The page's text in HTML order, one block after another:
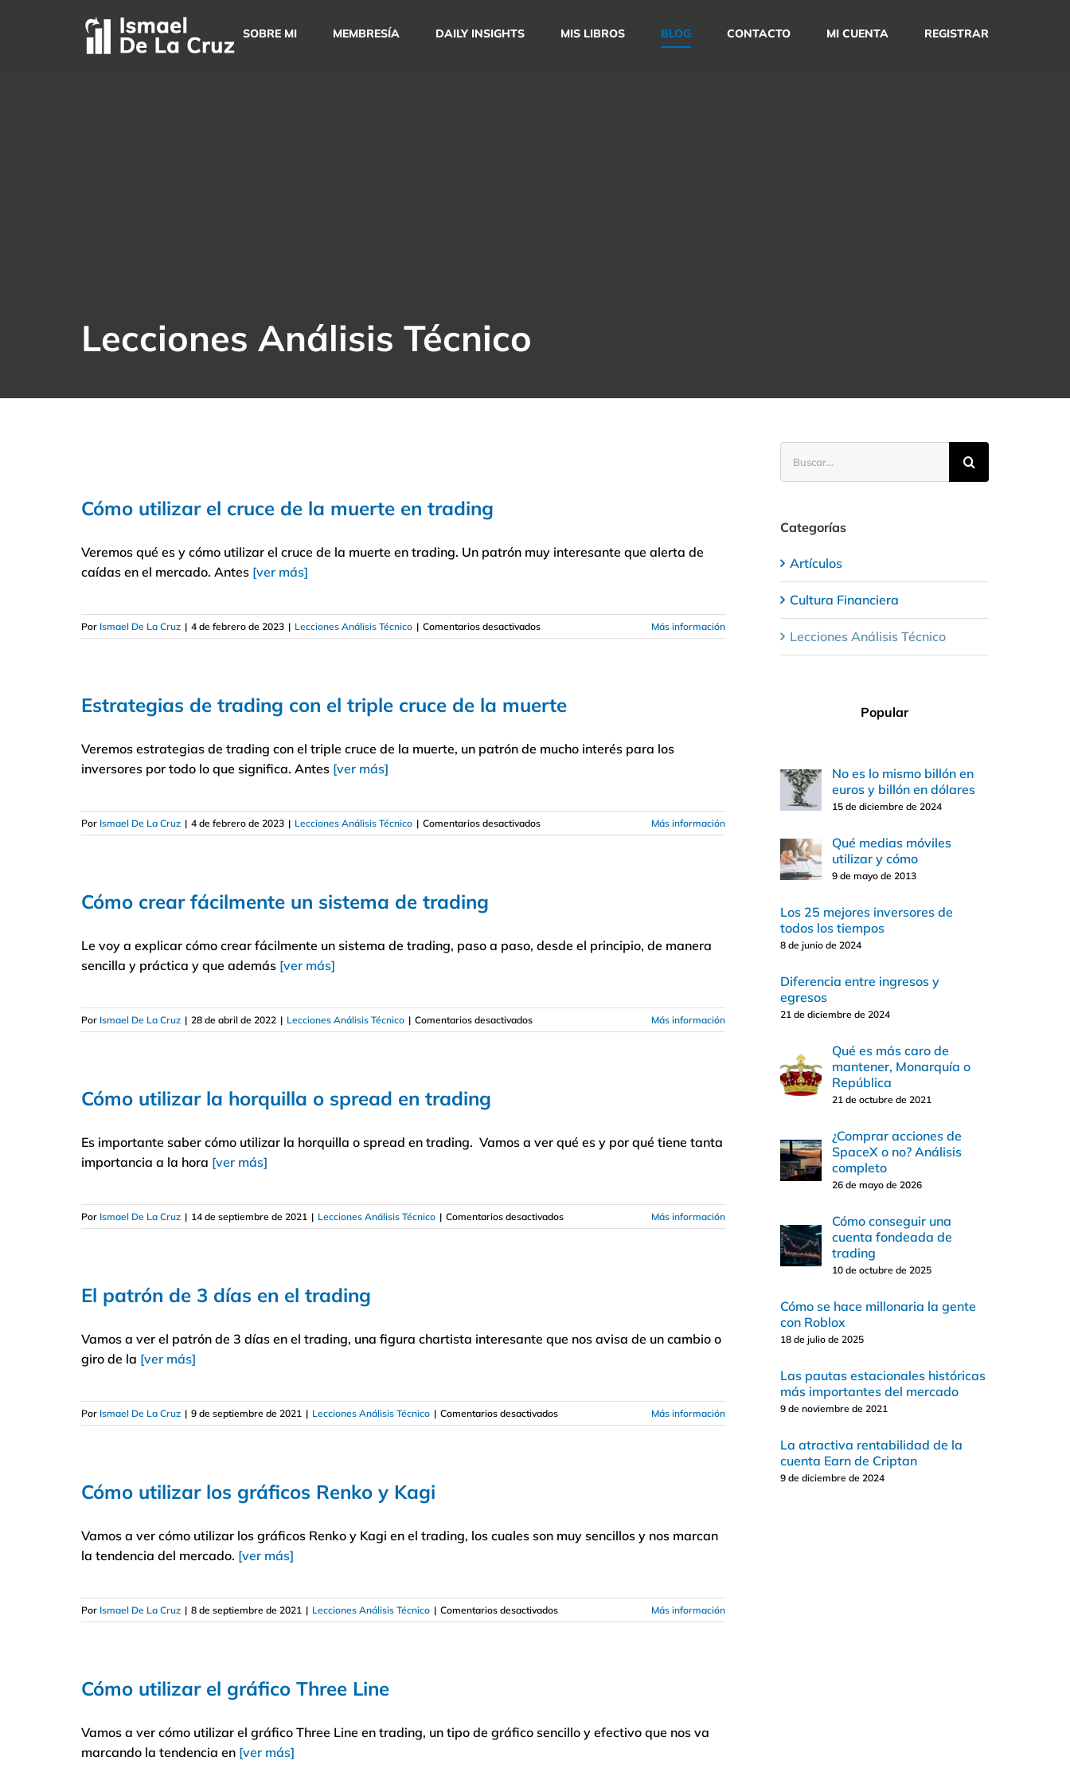
SOBRE MI MEMBRESÍA DAILY INSIGHTS MIS LIBROS BLOG CONTACTO MI CUENTA REGISTRAR
Lecciones Análisis Técnico
Cómo utilizar el cruce de la muerte en trading
Veremos qué es y cómo utilizar el cruce de la muerte en trading. Un patrón muy interesante que alerta de
caídas en el mercado. Antes [ver más]
Por Ismael De La Cruz | 4 de febrero de 2023 | Lecciones Análisis Técnico | Comentarios desactivadosen
Cómo
de
en
Más información
Estrategias de trading con el triple cruce de la muerte
Veremos estrategias de trading con el triple cruce de la muerte, un patrón de mucho interés para los
inversores por todo lo que significa. Antes [ver más]
Por Ismael De La Cruz | 4 de febrero de 2023 | Lecciones Análisis Técnico | Comentarios desactivadosen
Estrategias
de
Más información
Cómo crear fácilmente un sistema de trading
Le voy a explicar cómo crear fácilmente un sistema de trading, paso a paso, desde el principio, de manera
sencilla y práctica y que además [ver más]
Por Ismael De La Cruz | 28 de abril de 2022 | Lecciones Análisis Técnico | Comentarios desactivadosen
Cómo
Más información
Cómo utilizar la horquilla o spread en trading
Es importante saber cómo utilizar la horquilla o spread en trading. Vamos a ver qué es y por qué tiene tanta
importancia a la hora [ver más]
Por Ismael De La Cruz | 14 de septiembre de 2021 | Lecciones Análisis Técnico | Comentarios desactivadosen
Cómo
trading
Más información
El patrón de 3 días en el trading
Vamos a ver el patrón de 3 días en el trading, una figura chartista interesante que nos avisa de un cambio o
giro de la [ver más]
Por Ismael De La Cruz | 9 de septiembre de 2021 | Lecciones Análisis Técnico | Comentarios desactivadosen
El
trading
Más información
Cómo utilizar los gráficos Renko y Kagi
Vamos a ver cómo utilizar los gráficos Renko y Kagi en el trading, los cuales son muy sencillos y nos marcan
la tendencia del mercado. [ver más]
Por Ismael De La Cruz | 8 de septiembre de 2021 | Lecciones Análisis Técnico | Comentarios desactivadosen
Cómo
Más información
Cómo utilizar el gráfico Three Line
Vamos a ver cómo utilizar el gráfico Three Line en trading, un tipo de gráfico sencillo y efectivo que nos va
marcando la tendencia en [ver más]
Categorías
Artículos
Cultura Financiera
Lecciones Análisis Técnico
Popular
No es lo mismo billón en
euros y billón en dólares
15 de diciembre de 2024
Qué medias móviles
utilizar y cómo
9 de mayo de 2013
Los 25 mejores inversores de
todos los tiempos
8 de junio de 2024
Diferencia entre ingresos y
egresos
21 de diciembre de 2024
Qué es más caro de
mantener, Monarquía o
República
21 de octubre de 2021
¿Comprar acciones de
SpaceX o no? Análisis
completo
26 de mayo de 2026
Cómo conseguir una
cuenta fondeada de
trading
10 de octubre de 2025
Cómo se hace millonaria la gente
con Roblox
18 de julio de 2025
Las pautas estacionales históricas
más importantes del mercado
9 de noviembre de 2021
La atractiva rentabilidad de la
cuenta Earn de Criptan
9 de diciembre de 2024